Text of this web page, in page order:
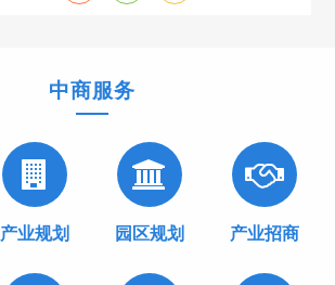
中商服务
产业规划 园区规划 产业招商